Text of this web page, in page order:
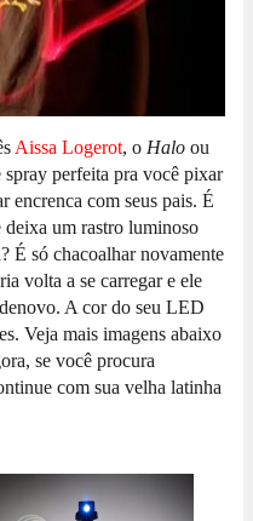
Aissa Logerot, o Halo ou
perfeita pra você pixar
encrenca com seus pais. É
deixa um rastro luminoso
É só chacoalhar novamente
volta a se carregar e ele
A cor do seu LED
Veja mais imagens abaixo
se você procura
com sua velha latinha